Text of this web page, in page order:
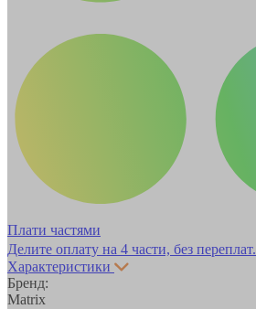
Плати частями
Делите оплату на 4 части, без переплат.
Характеристики
Бренд:
Matrix